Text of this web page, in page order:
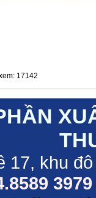
17142
17, khu
3979